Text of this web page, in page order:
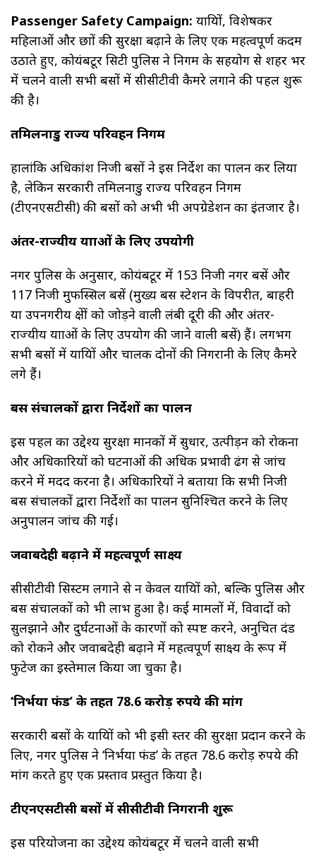
Passenger Safety Campaign: यात्रियों, विशेषकर
महिलाओं और छात्रों की सुरक्षा बढ़ाने के लिए एक महत्वपूर्ण कदम
उठाते हुए, कोयंबटूर सिटी पुलिस ने निगम के सहयोग से शहर भर
में चलने वाली सभी बसों में सीसीटीवी कैमरे लगाने की पहल शुरू
की है।
तमिलनाडु राज्य परिवहन निगम
हालांकि अधिकांश निजी बसों ने इस निर्देश का पालन कर लिया
है, लेकिन सरकारी तमिलनाडु राज्य परिवहन निगम
(टीएनएसटीसी) की बसों को अभी भी अपग्रेडेशन का इंतजार है।
अंतर-राज्यीय यात्राओं के लिए उपयोगी
नगर पुलिस के अनुसार, कोयंबटूर में 153 निजी नगर बसें और
117 निजी मुफस्सिल बसें (मुख्य बस स्टेशन के विपरीत, बाहरी
या उपनगरीय क्षेत्रों को जोड़ने वाली लंबी दूरी की और अंतर-
राज्यीय यात्राओं के लिए उपयोग की जाने वाली बसें) हैं। लगभग
सभी बसों में यात्रियों और चालक दोनों की निगरानी के लिए कैमरे
लगे हैं।
बस संचालकों द्वारा निर्देशों का पालन
इस पहल का उद्देश्य सुरक्षा मानकों में सुधार, उत्पीड़न को रोकना
और अधिकारियों को घटनाओं की अधिक प्रभावी ढंग से जांच
करने में मदद करना है। अधिकारियों ने बताया कि सभी निजी
बस संचालकों द्वारा निर्देशों का पालन सुनिश्चित करने के लिए
अनुपालन जांच की गई।
जवाबदेही बढ़ाने में महत्वपूर्ण साक्ष्य
सीसीटीवी सिस्टम लगाने से न केवल यात्रियों को, बल्कि पुलिस और
बस संचालकों को भी लाभ हुआ है। कई मामलों में, विवादों को
सुलझाने और दुर्घटनाओं के कारणों को स्पष्ट करने, अनुचित दंड
को रोकने और जवाबदेही बढ़ाने में महत्वपूर्ण साक्ष्य के रूप में
फुटेज का इस्तेमाल किया जा चुका है।
‘निर्भया फंड’ के तहत 78.6 करोड़ रुपये की मांग
सरकारी बसों के यात्रियों को भी इसी स्तर की सुरक्षा प्रदान करने के
लिए, नगर पुलिस ने ‘निर्भया फंड’ के तहत 78.6 करोड़ रुपये की
मांग करते हुए एक प्रस्ताव प्रस्तुत किया है।
टीएनएसटीसी बसों में सीसीटीवी निगरानी शुरू
इस परियोजना का उद्देश्य कोयंबटूर में चलने वाली सभी